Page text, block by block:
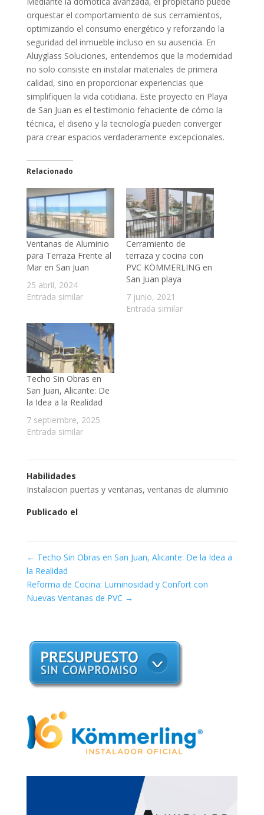
orquestar el comportamiento de sus cerramientos,
optimizando el consumo energético y reforzando la
seguridad del inmueble incluso en su ausencia. En
Aluyglass Soluciones, entendemos que la modernidad
no solo consiste en instalar materiales de primera
calidad, sino en proporcionar experiencias que
simplifiquen la vida cotidiana. Este proyecto en Playa
de San Juan es el testimonio fehaciente de cómo la
técnica, el diseño y la tecnología pueden converger
para crear espacios verdaderamente excepcionales.
Relacionado
Ventanas de Aluminio
para Terraza Frente al
Mar en San Juan
25 abril, 2024
Entrada similar
Cerramiento de
terraza y cocina con
PVC KÖMMERLING en
San Juan playa
7 junio, 2021
Entrada similar
Techo Sin Obras en
San Juan, Alicante: De
la Idea a la Realidad
7 septiembre, 2025
Entrada similar
Habilidades
Instalacion puertas y ventanas, ventanas de aluminio
Publicado el
← Techo Sin Obras en San Juan, Alicante: De la Idea a
la Realidad
Reforma de Cocina: Luminosidad y Confort con
Nuevas Ventanas de PVC →